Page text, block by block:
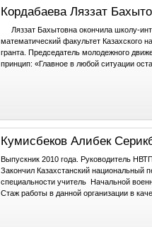
Кордабаева Ляззат
Ляззат Бахытовна окончила школу-
математический факультет Казахского
гранта. Председатель молодежного
принцип: «Главное в любой ситуации
Кумисбеков Алибек
Выпускник 2010 года. Руководитель
Закончил Казахстанский национальный
специальности учитель Начальной
Стаж работы в данной организации в